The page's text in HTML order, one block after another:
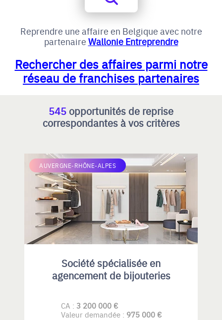
Reprendre une affaire en Belgique avec notre
partenaire Wallonie Entreprendre
Rechercher des affaires parmi notre
réseau de franchises partenaires
545 opportunités de reprise
correspondantes à vos critères
AUVERGNE-RHÔNE-ALPES
Société spécialisée en
agencement de bijouteries
CA : 3 200 000 €
Valeur demandée : 975 000 €